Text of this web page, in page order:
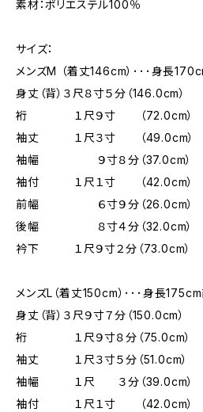
素材：ポリエステル100％
サイズ：
メンズM （着丈146cm）･･･身長
身丈（背）３尺８寸５分（146.0cm）
裄 １尺９寸 （72.0cm）
袖丈 １尺３寸 （49.0cm）
袖幅 ９寸８分（37.0cm）
袖付 １尺１寸 （42.0cm）
前幅 ６寸９分（26.0cm）
後幅 ８寸４分（32.0cm）
衿下 １尺９寸２分（73.0cm）
メンズL（着丈150cm）･･･身長
身丈（背）３尺９寸７分（150.0cm）
裄 １尺９寸８分（75.0cm）
袖丈 １尺３寸５分（51.0cm）
袖幅 １尺 ３分（39.0cm）
袖付 １尺１寸 （42.0cm）